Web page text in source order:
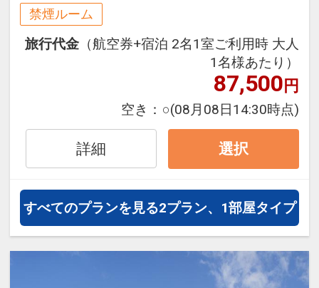
にも最適！
旅行期間中の1泊だけの宿泊や延
泊・飛び泊なども自由自在です。
フライトは、安心のJAL（または
JALグループ）確約！フライトマイ
ル50%貯まります。
通・体験プランなどの追加（同時予
約）が可能なプランもございます。
禁煙ルーム
旅行代金 （航空券+宿泊 2名1室ご利用時 大人
1名様あたり）
87,500円
空き： ○(08月08日14:30時点)
詳細 選択
すべてのプランを見る2プラン、1部屋タイプ